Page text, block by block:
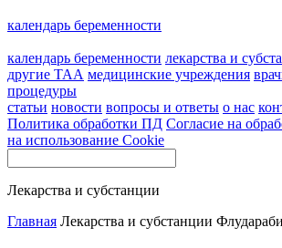
календарь беременности
календарь беременности лекарства и
другие ТАА медицинские учреждения
процедуры
статьи новости вопросы и ответы о нас
Политика обработки ПД Согласие на
на использование Cookie
Лекарства и субстанции
Главная Лекарства и субстанции